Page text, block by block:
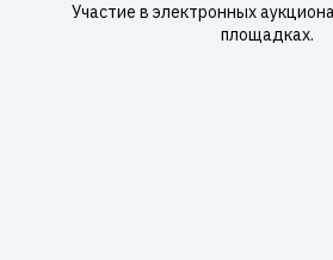
Участие в электронных
площадках.